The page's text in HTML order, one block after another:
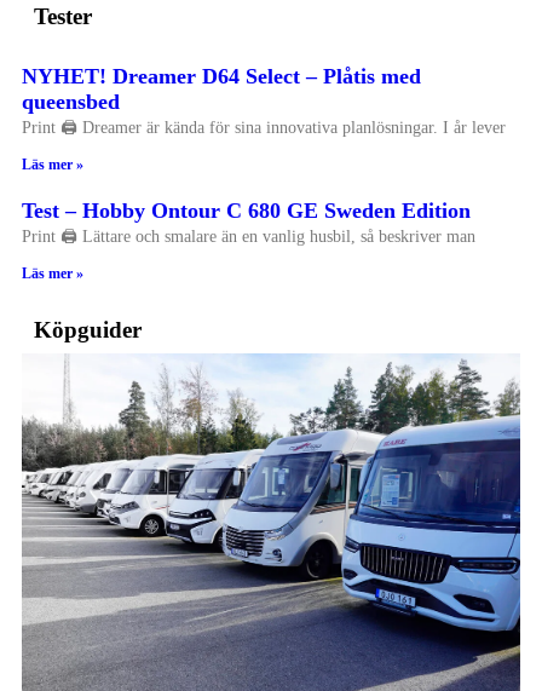
Tester
NYHET! Dreamer D64 Select – Plåtis med
queensbed
Print 🖨 Dreamer är kända för sina innovativa planlösningar. I år lever
Läs mer »
Test – Hobby Ontour C 680 GE Sweden Edition
Print 🖨 Lättare och smalare än en vanlig husbil, så beskriver man
Läs mer »
Köpguider